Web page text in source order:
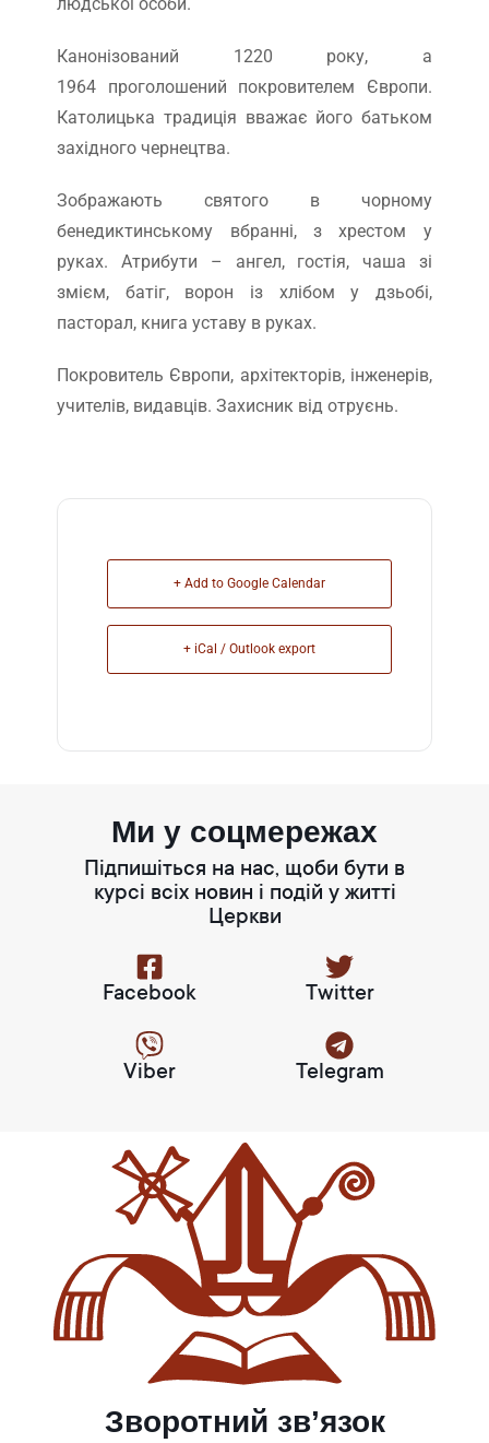
Канонізований 1220 року, а
1964 проголошений покровителем Європи.
Католицька традиція вважає його батьком
західного чернецтва.
Зображають святого в чорному
бенедиктинському вбранні, з хрестом у
руках. Атрибути – ангел, гостія, чаша зі
змієм, батіг, ворон із хлібом у дзьобі,
пасторал, книга уставу в руках.
Покровитель Європи, архітекторів, інженерів,
учителів, видавців. Захисник від отруєнь.
+ Add to Google Calendar
+ iCal / Outlook export
Ми у соцмережах
Підпишіться на нас, щоби бути в
курсі всіх новин і подій у житті
Церкви
Facebook Twitter
Viber Telegram
Зворотний зв’язок